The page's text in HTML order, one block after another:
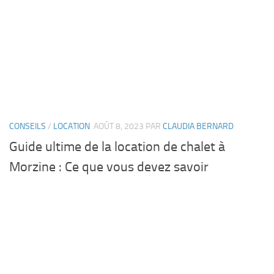
CONSEILS / LOCATION AOÛT 8, 2023 PAR CLAUDIA BERNARD
Guide ultime de la location de chalet à
Morzine : Ce que vous devez savoir